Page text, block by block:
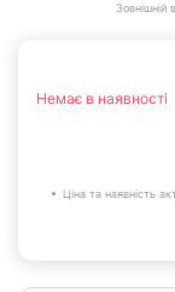
Зовнішній
Немає в наявності
Ціна та наявність